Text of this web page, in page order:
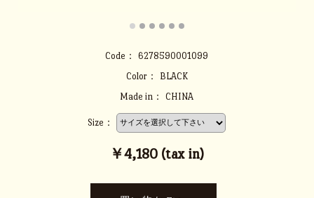
Code：
6278590001099
Color：
BLACK
Made in：
CHINA
Size：
￥4,180 (tax in)